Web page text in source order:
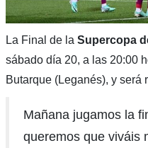
La Final de la Supercopa
sábado día 20, a las 20:00
Butarque (Leganés), y será
Mañana jugamos la
queremos que viváis